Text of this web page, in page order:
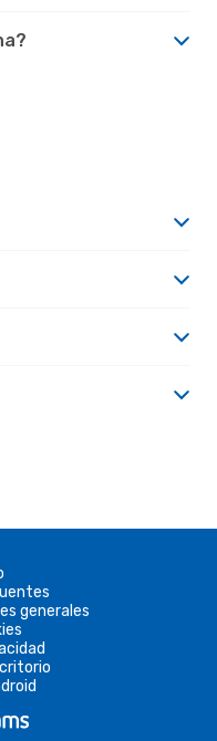
generales